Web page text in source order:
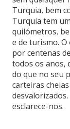
Turquia, bem
Turquia tem
quilómetros,
e de turismo.
por centenas
todos os anos,
do que no seu
carteiras
esclarece-nos.